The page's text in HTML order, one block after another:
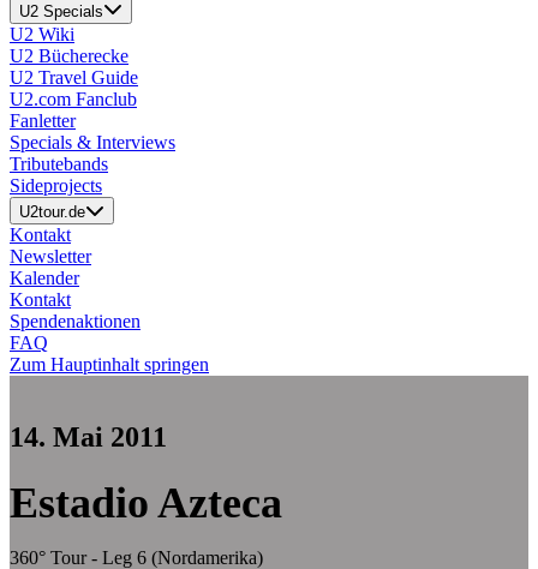
U2 Specials
U2 Wiki
U2 Bücherecke
U2 Travel Guide
U2.com Fanclub
Fanletter
Specials & Interviews
Tributebands
Sideprojects
U2tour.de
Kontakt
Newsletter
Kalender
Kontakt
Spendenaktionen
FAQ
Zum Hauptinhalt springen
14. Mai 2011
Estadio Azteca
360° Tour - Leg 6 (Nordamerika)